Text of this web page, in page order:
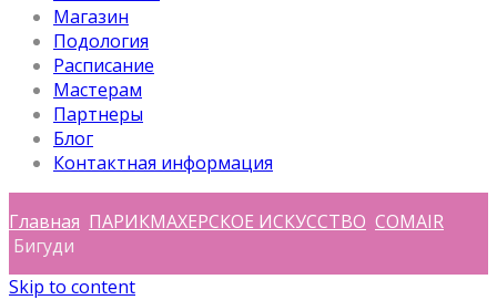
Магазин
Подология
Расписание
Мастерам
Партнеры
Блог
Контактная информация
Главная ПАРИКМАХЕРСКОЕ ИСКУССТВО COMAIR
Бигуди
Skip to content